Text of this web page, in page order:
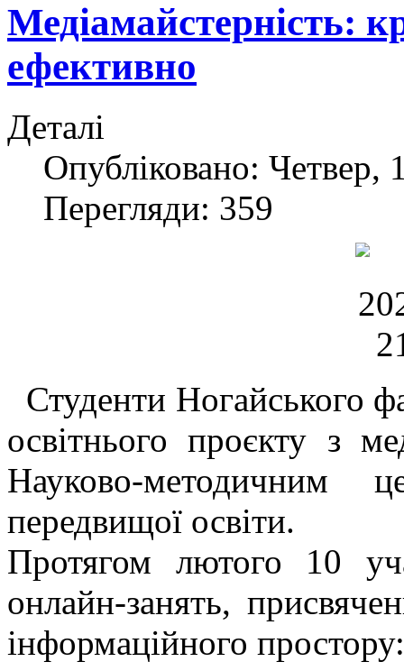
Медіамайстерність:
ефективно
Деталі
Опубліковано: Четвер,
Перегляди: 359
Студенти Ногайського
освітнього проєкту з
Науково-методичним
передвищої освіти.
Протягом лютого 10
онлайн-занять,
інформаційного простору: